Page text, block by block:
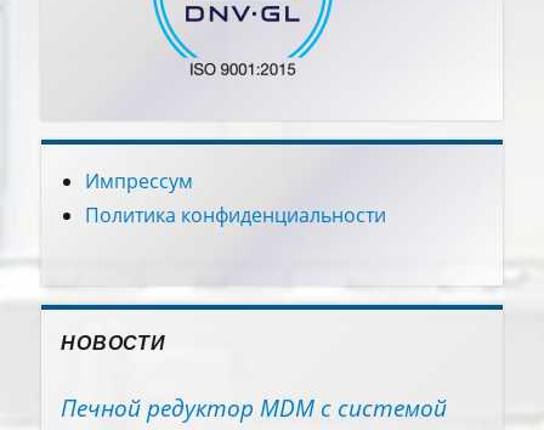
Импрессум
Политика конфиденциальности
НОВОСТИ
Печной редуктор MDM с системой